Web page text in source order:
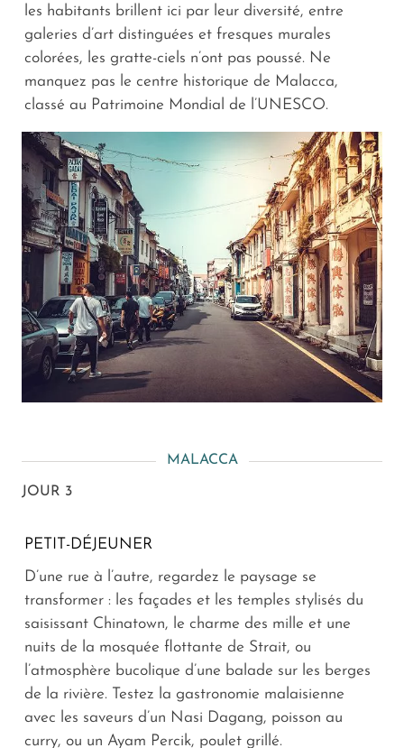
les habitants brillent ici par leur diversité, entre
galeries d’art distinguées et fresques murales
colorées, les gratte-ciels n’ont pas poussé. Ne
manquez pas le centre historique de Malacca,
classé au Patrimoine Mondial de l’UNESCO.
MALACCA
JOUR 3
PETIT-DÉJEUNER
D’une rue à l’autre, regardez le paysage se
transformer : les façades et les temples stylisés du
saisissant Chinatown, le charme des mille et une
nuits de la mosquée flottante de Strait, ou
l’atmosphère bucolique d’une balade sur les berges
de la rivière. Testez la gastronomie malaisienne
avec les saveurs d’un Nasi Dagang, poisson au
curry, ou un Ayam Percik, poulet grillé.